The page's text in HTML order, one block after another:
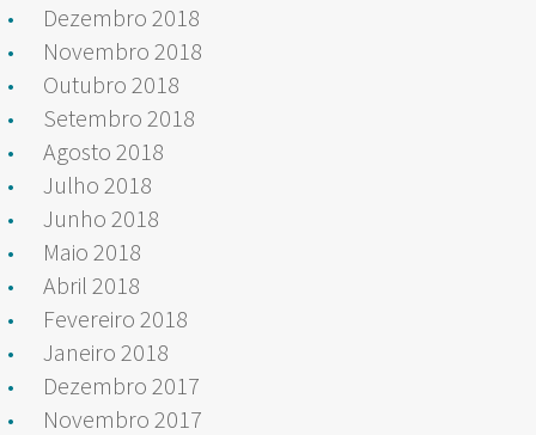
Dezembro 2018
Novembro 2018
Outubro 2018
Setembro 2018
Agosto 2018
Julho 2018
Junho 2018
Maio 2018
Abril 2018
Fevereiro 2018
Janeiro 2018
Dezembro 2017
Novembro 2017